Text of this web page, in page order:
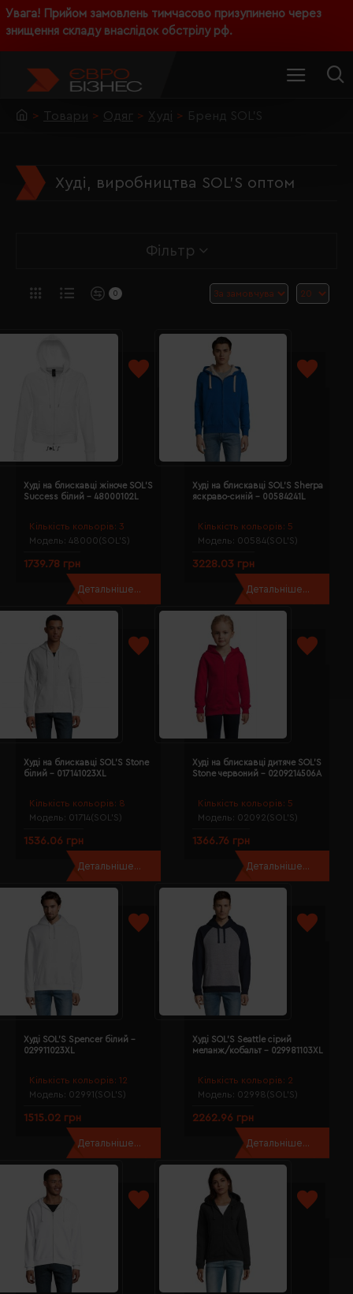
Увага! Прийом замовлень тимчасово призупинено через
знищення складу внаслідок обстрілу рф.
Товари Одяг Худі Бренд SOL’S
Худі, виробництва SOL’S оптом
Фільтр
0
Кількість кольорів: 3
Модель: 48000(SOL’S)
Худі на блискавці жіноче SOL'S
Success білий - 48000102L
1739.78 грн
Детальніше...
Кількість кольорів: 5
Модель: 00584(SOL’S)
Худі на блискавці SOL'S Sherpa
яскраво-синій - 00584241L
3228.03 грн
Детальніше...
Кількість кольорів: 8
Модель: 01714(SOL’S)
Худі на блискавці SOL'S Stone
білий - 017141023XL
1536.06 грн
Детальніше...
Кількість кольорів: 5
Модель: 02092(SOL’S)
Худі на блискавці дитяче SOL'S
Stone червоний - 0209214506A
1366.76 грн
Детальніше...
Кількість кольорів: 12
Модель: 02991(SOL’S)
Худі SOL'S Spencer білий -
029911023XL
1515.02 грн
Детальніше...
Кількість кольорів: 2
Модель: 02998(SOL’S)
Худі SOL'S Seattle сірий
меланж/кобальт - 029981103XL
2262.96 грн
Детальніше...